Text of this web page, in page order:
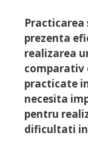
prezenta
realizarea
comparativ
practicate
necesita
pentru
dificultati